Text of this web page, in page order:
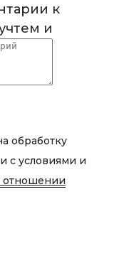
к
и
обработку
с условиями и
отношении